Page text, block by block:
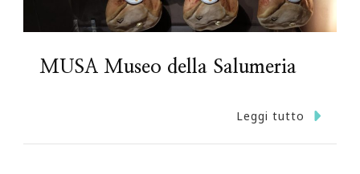
MUSA Museo della Salumeria
Leggi tutto